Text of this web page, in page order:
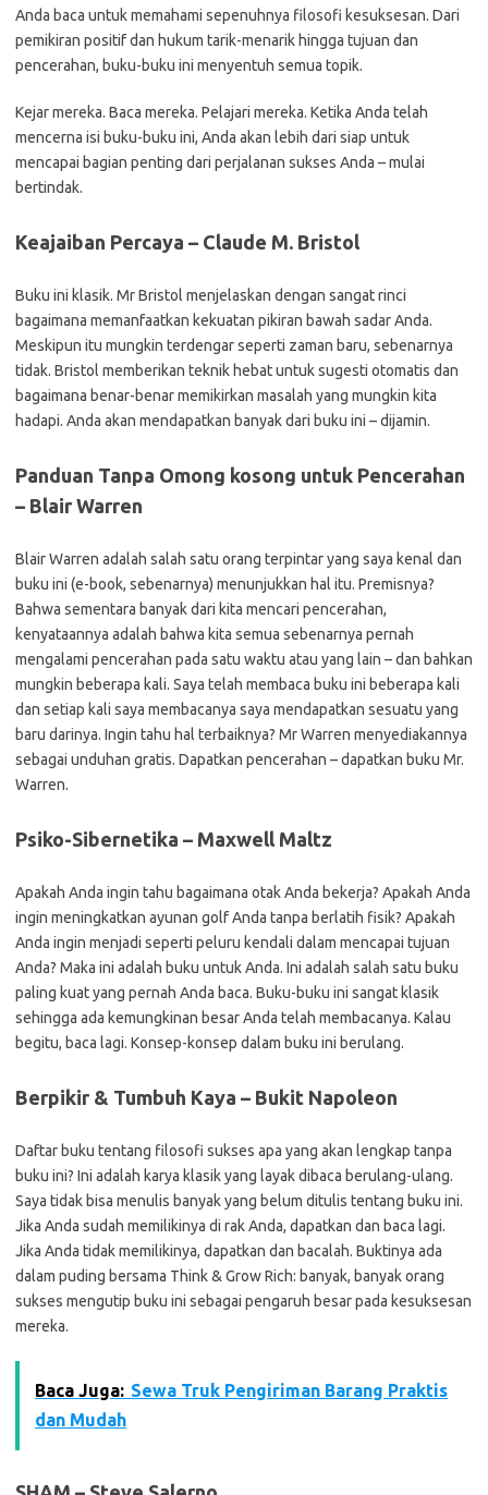
Anda baca untuk memahami sepenuhnya filosofi kesuksesan. Dari
pemikiran positif dan hukum tarik-menarik hingga tujuan dan
pencerahan, buku-buku ini menyentuh semua topik.
Kejar mereka. Baca mereka. Pelajari mereka. Ketika Anda telah
mencerna isi buku-buku ini, Anda akan lebih dari siap untuk
mencapai bagian penting dari perjalanan sukses Anda – mulai
bertindak.
Keajaiban Percaya – Claude M. Bristol
Buku ini klasik. Mr Bristol menjelaskan dengan sangat rinci
bagaimana memanfaatkan kekuatan pikiran bawah sadar Anda.
Meskipun itu mungkin terdengar seperti zaman baru, sebenarnya
tidak. Bristol memberikan teknik hebat untuk sugesti otomatis dan
bagaimana benar-benar memikirkan masalah yang mungkin kita
hadapi. Anda akan mendapatkan banyak dari buku ini – dijamin.
Panduan Tanpa Omong kosong untuk Pencerahan
– Blair Warren
Blair Warren adalah salah satu orang terpintar yang saya kenal dan
buku ini (e-book, sebenarnya) menunjukkan hal itu. Premisnya?
Bahwa sementara banyak dari kita mencari pencerahan,
kenyataannya adalah bahwa kita semua sebenarnya pernah
mengalami pencerahan pada satu waktu atau yang lain – dan bahkan
mungkin beberapa kali. Saya telah membaca buku ini beberapa kali
dan setiap kali saya membacanya saya mendapatkan sesuatu yang
baru darinya. Ingin tahu hal terbaiknya? Mr Warren menyediakannya
sebagai unduhan gratis. Dapatkan pencerahan – dapatkan buku Mr.
Warren.
Psiko-Sibernetika – Maxwell Maltz
Apakah Anda ingin tahu bagaimana otak Anda bekerja? Apakah Anda
ingin meningkatkan ayunan golf Anda tanpa berlatih fisik? Apakah
Anda ingin menjadi seperti peluru kendali dalam mencapai tujuan
Anda? Maka ini adalah buku untuk Anda. Ini adalah salah satu buku
paling kuat yang pernah Anda baca. Buku-buku ini sangat klasik
sehingga ada kemungkinan besar Anda telah membacanya. Kalau
begitu, baca lagi. Konsep-konsep dalam buku ini berulang.
Berpikir & Tumbuh Kaya – Bukit Napoleon
Daftar buku tentang filosofi sukses apa yang akan lengkap tanpa
buku ini? Ini adalah karya klasik yang layak dibaca berulang-ulang.
Saya tidak bisa menulis banyak yang belum ditulis tentang buku ini.
Jika Anda sudah memilikinya di rak Anda, dapatkan dan baca lagi.
Jika Anda tidak memilikinya, dapatkan dan bacalah. Buktinya ada
dalam puding bersama Think & Grow Rich: banyak, banyak orang
sukses mengutip buku ini sebagai pengaruh besar pada kesuksesan
mereka.
Baca Juga: Sewa Truk Pengiriman Barang Praktis
dan Mudah